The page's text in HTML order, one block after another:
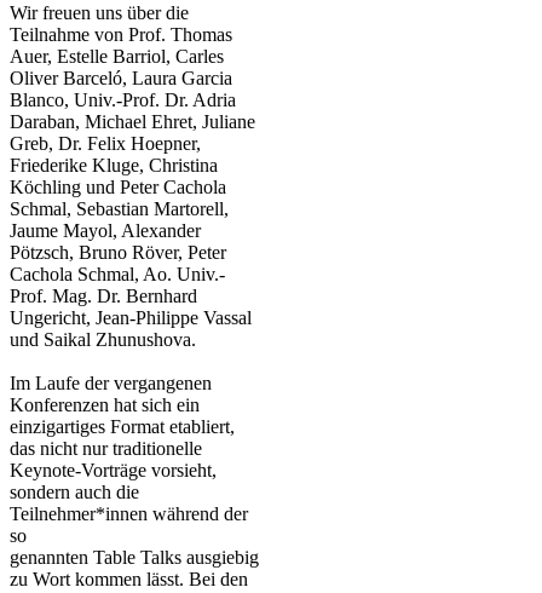
Wir freuen uns über die
Teilnahme von Prof. Thomas
Auer, Estelle Barriol, Carles
Oliver Barceló, Laura Garcia
Blanco, Univ.-Prof. Dr. Adria
Daraban, Michael Ehret, Juliane
Greb, Dr. Felix Hoepner,
Friederike Kluge, Christina
Köchling und Peter Cachola
Schmal​, Sebastian Martorell,
Jaume Mayol, Alexander
Pötzsch, Bruno Röver, Peter
Cachola Schmal, Ao. Univ.-
Prof. Mag. Dr. Bernhard
Ungericht, Jean-Philippe Vassal
und Saikal Zhunushova.
Im Laufe der vergangenen
Konferenzen hat sich ein
einzigartiges Format etabliert,
das nicht nur traditionelle
Keynote-Vorträge vorsieht,
sondern auch die
Teilnehmer*innen während der
so
genannten Table Talks ausgiebig
zu Wort kommen lässt. Bei den